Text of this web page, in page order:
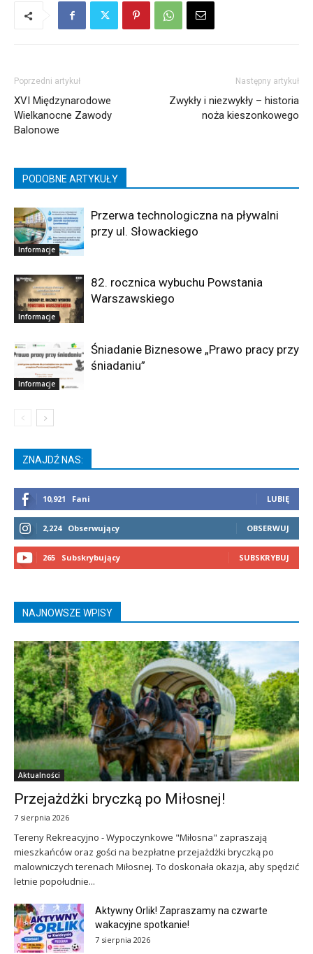
Poprzedni artykuł
XVI Międzynarodowe
Wielkanocne Zawody
Balonowe
Następny artykuł
Zwykły i niezwykły – historia
noża kieszonkowego
PODOBNE ARTYKUŁY
Informacje
Przerwa technologiczna na pływalni
przy ul. Słowackiego
Informacje
82. rocznica wybuchu Powstania
Warszawskiego
Informacje
Śniadanie Biznesowe „Prawo pracy przy
śniadaniu”
ZNAJDŹ NAS:
10,921 Fani LUBIĘ
2,224 Obserwujący OBSERWUJ
265 Subskrybujący SUBSKRYBUJ
NAJNOWSZE WPISY
Aktualności
Przejażdżki bryczką po Miłosnej!
7 sierpnia 2026
Tereny Rekreacyjno - Wypoczynkowe "Miłosna" zapraszają
mieszkańców oraz gości na bezpłatne przejażdżki bryczką po
malowniczych terenach Miłosnej. To doskonała okazja, aby spędzić
letnie popołudnie...
Aktywny Orlik! Zapraszamy na czwarte
wakacyjne spotkanie!
7 sierpnia 2026